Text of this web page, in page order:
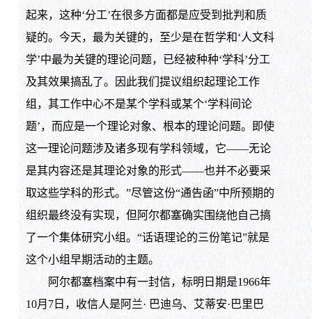
起来，这种‘分工’在很多方面都是应受到批判和质
疑的。今天，最为关键的，至少是在哲学和‘人文科
学’中最为关键的理论问题，已经被种种‘学科’分工
及其效果搞乱了。因此我们提议组织起理论工作
组，其工作中心不是某个学科或某个‘学科间论
题’，而应是一个理论对象、根本的理论问题。即使
这一理论问题涉及诸多现有学科领域，它——无论
是其内容还是其理论对象的形式——也并不必要采
取这些学科的形式。”尽管这份“通告函”中所预期的
组织最终没有实现，但阿尔都塞确实围绕他自己搞
了一个集体研究小组。“话语理论的三份笔记”就是
这个小组早期活动的主题。
阿尔都塞档案中有一封信，标明日期是1966年
10月7日，收信人是阿兰· 巴迪乌、艾蒂安·巴里巴